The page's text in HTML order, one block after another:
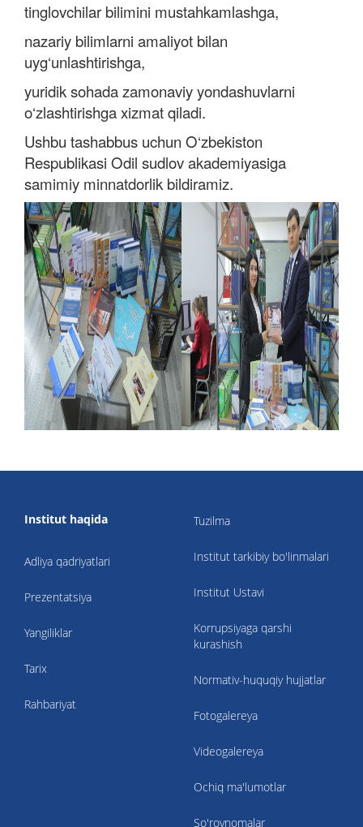
tinglovchilar bilimini mustahkamlashga,
nazariy bilimlarni amaliyot bilan
uyg‘unlashtirishga,
yuridik sohada zamonaviy yondashuvlarni
o‘zlashtirishga xizmat qiladi.
Ushbu tashabbus uchun O‘zbekiston
Respublikasi Odil sudlov akademiyasiga
samimiy minnatdorlik bildiramiz.
Institut haqida
Adliya qadriyatlari
Prezentatsiya
Yangiliklar
Tarix
Rahbariyat
Tuzilma
Institut tarkibiy bo'linmalari
Institut Ustavi
Korrupsiyaga qarshi
kurashish
Normativ-huquqiy hujjatlar
Fotogalereya
Videogalereya
Ochiq ma'lumotlar
So'rovnomalar